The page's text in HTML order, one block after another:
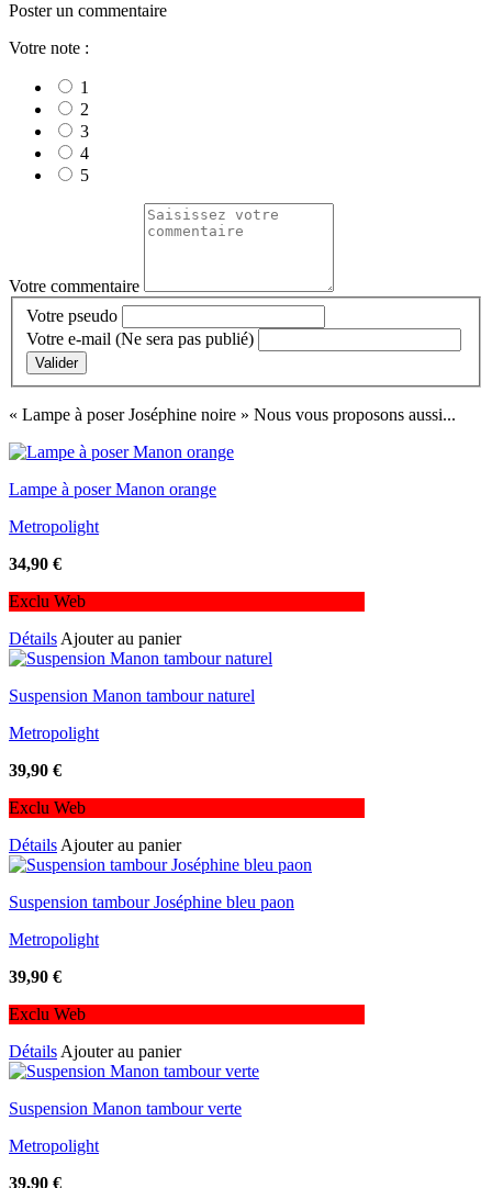
Poster un commentaire
Votre note :
1
2
3
4
5
Votre commentaire
Votre pseudo
Votre e-mail (Ne sera pas publié)
Valider
« Lampe à poser Joséphine noire » Nous vous proposons aussi...
Lampe à poser Manon orange
Metropolight
34,90 €
Exclu Web
Détails Ajouter au panier
Suspension Manon tambour naturel
Metropolight
39,90 €
Exclu Web
Détails Ajouter au panier
Suspension tambour Joséphine bleu paon
Metropolight
39,90 €
Exclu Web
Détails Ajouter au panier
Suspension Manon tambour verte
Metropolight
39,90 €